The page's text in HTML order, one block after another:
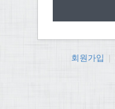
회원가입